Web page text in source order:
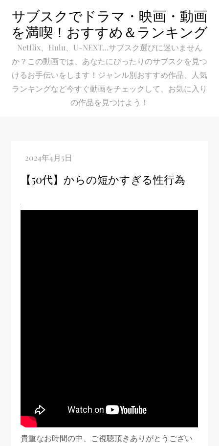
content
サブスクでドラマ・映画・動画
を満喫！おすすめ＆ランキング
Netflix、Hulu、U-NEXT…サブスク選びに迷いません
か？この動画では、あなたにぴったりのサブスクを見つ
けるお手伝いをします！ジャンル別おすすめ作品、人気
ランキングなど今すぐ動画をチェックして、お気に入り
の作品を見つけよう！
【50代】からの短かすぎる性行為
貴重なお時間の中、ご視聴頂きありがとうござい